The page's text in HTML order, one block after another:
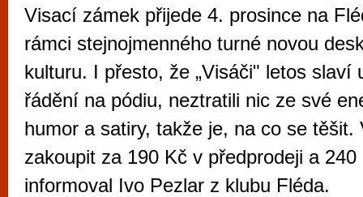
Visací zámek přijede 4. prosince na
rámci stejnojmenného turné novou
kulturu. I přesto, že „Visáči" letos slaví
řádění na pódiu, neztratili nic ze své
humor a satiry, takže je, na co se těšit.
zakoupit za 190 Kč v předprodeji a
informoval Ivo Pezlar z klubu Fléda.
Brno je
zajímavé
restaurace,
Mimo jiné je ale také místem, kde si
vyzkoušet různé kasinové hry. V
metropoli naleznete širokou nabídku her
po moderní automaty jak pro pravidelné
příležitostné hráče. V...